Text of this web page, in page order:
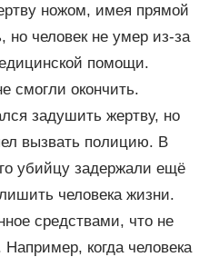
ножом, имея прямой
но человек не умер из-за
помощи.
смогли окончить.
задушить жертву, но
вызвать полицию. В
убийцу задержали ещё
человека жизни.
средствами, что не
когда человека